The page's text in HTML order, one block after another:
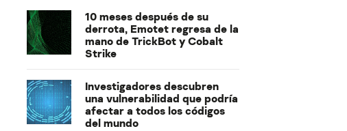
10 meses después de su
derrota, Emotet regresa de la
mano de TrickBot y Cobalt
Strike
Investigadores descubren
una vulnerabilidad que podría
afectar a todos los códigos
del mundo